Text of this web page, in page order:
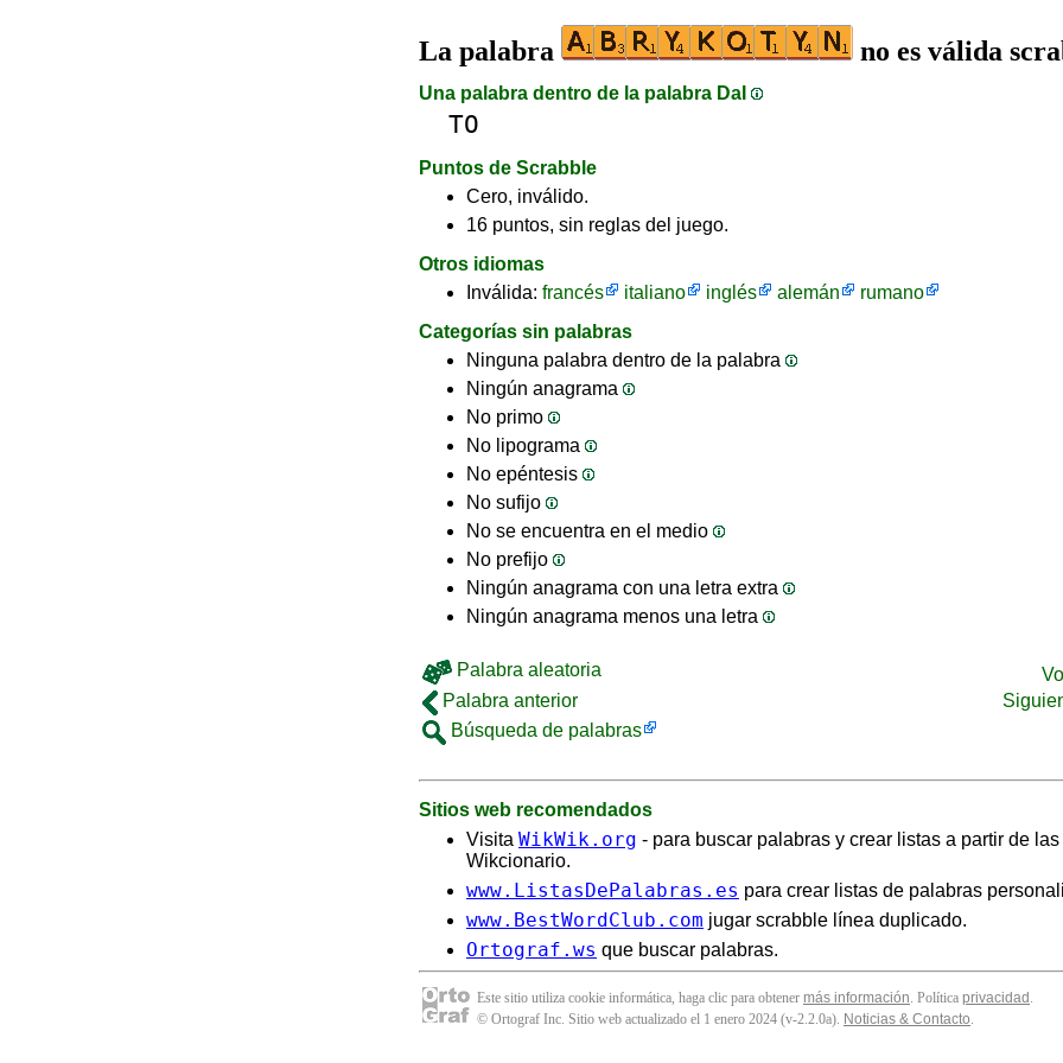
La palabra no es válida
Una palabra dentro de la palabra DaI
TO
Puntos de Scrabble
Cero, inválido.
16 puntos, sin reglas del juego.
Otros idiomas
Inválida: francés italiano inglés alemán
rumano
Categorías sin palabras
Ninguna palabra dentro de la palabra
Ningún anagrama
No primo
No lipograma
No epéntesis
No sufijo
No se encuentra en el medio
No prefijo
Ningún anagrama con una letra extra
Ningún anagrama menos una letra
Palabra aleatoria
Palabra anterior
Búsqueda de palabras
Sitios web recomendados
Visita WikWik.org - para buscar palabras y crear listas a partir de
Wikcionario.
www.ListasDePalabras.es para crear listas de palabras
www.BestWordClub.com jugar scrabble línea duplicado.
Ortograf.ws que buscar palabras.
Este sitio utiliza cookie informática, haga clic para obtener más información. Política privacidad .
© Ortograf Inc. Sitio web actualizado el 1 enero 2024 (v-2.2.0a). Noticias & Contacto.